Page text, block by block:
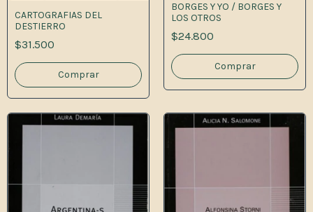
CARTOGRAFIAS DEL
DESTIERRO
$31.500
BORGES Y YO / BORGES Y
LOS OTROS
$24.800